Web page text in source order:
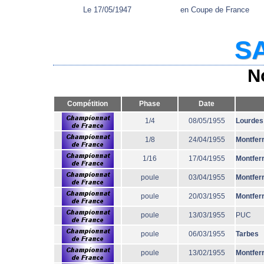
Le 17/05/1947 en Coupe de France
Compétition Phase Date
1/4 08/05/1955 Lourdes
1/8 24/04/1955
1/16 17/04/1955
poule 03/04/1955
poule 20/03/1955
poule 13/03/1955 PUC
poule 06/03/1955 Tarbes
poule 13/02/1955